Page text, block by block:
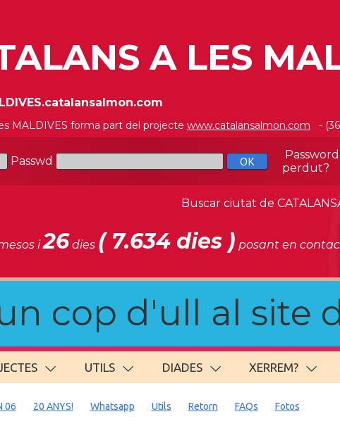
A LES
MALDIVES forma part del projecte www.catalansalmon.com -
Passwd
Password
perdut?
Buscar ciutat de
i26dies ( 7.634 dies ) posant en
cop d'ull al site
UTILS DIADES XERREM?
06 20 ANYS! Whatsapp Utils Retorn FAQs Fotos